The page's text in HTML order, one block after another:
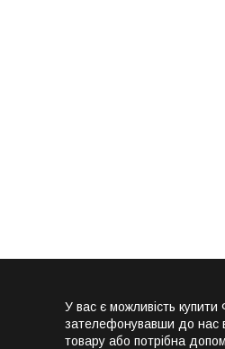
У вас є можливість
зателефонувавши до нас
товару або потрібна